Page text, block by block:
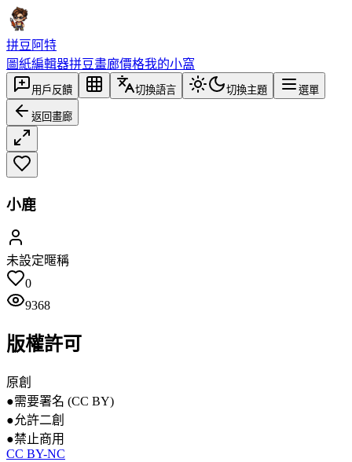
拼豆阿特
圖紙編輯器拼豆畫廊價格我的小窩
用戶反饋 切換語言 切換主題 選單
返回畫廊
小鹿
未設定暱稱
0
9368
版權許可
原創
●需要署名 (CC BY)
●允許二創
●禁止商用
CC BY-NC